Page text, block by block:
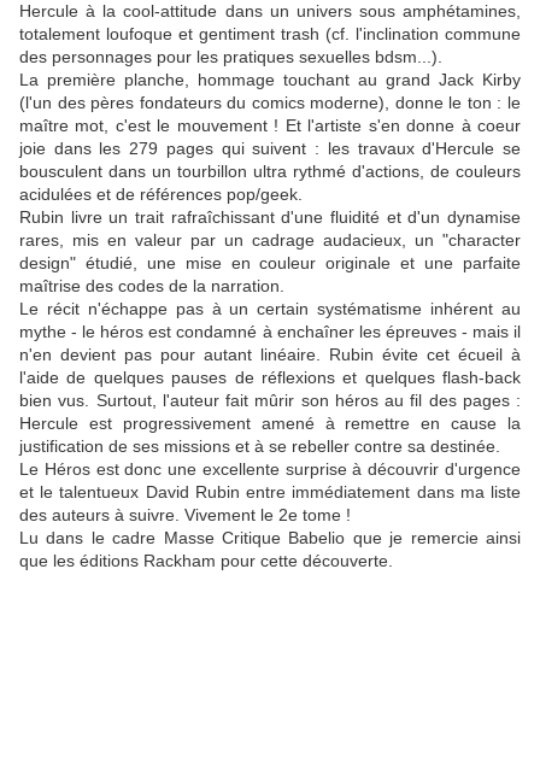
Hercule à la cool-attitude dans un univers sous amphétamines,
totalement loufoque et gentiment trash (cf. l'inclination commune
des personnages pour les pratiques sexuelles bdsm...).
La première planche, hommage touchant au grand Jack Kirby
(l'un des pères fondateurs du comics moderne), donne le ton : le
maître mot, c'est le mouvement ! Et l'artiste s'en donne à coeur
joie dans les 279 pages qui suivent : les travaux d'Hercule se
bousculent dans un tourbillon ultra rythmé d'actions, de couleurs
acidulées et de références pop/geek.
Rubin livre un trait rafraîchissant d'une fluidité et d'un dynamise
rares, mis en valeur par un cadrage audacieux, un "character
design" étudié, une mise en couleur originale et une parfaite
maîtrise des codes de la narration.
Le récit n'échappe pas à un certain systématisme inhérent au
mythe - le héros est condamné à enchaîner les épreuves - mais il
n'en devient pas pour autant linéaire. Rubin évite cet écueil à
l'aide de quelques pauses de réflexions et quelques flash-back
bien vus. Surtout, l'auteur fait mûrir son héros au fil des pages :
Hercule est progressivement amené à remettre en cause la
justification de ses missions et à se rebeller contre sa destinée.
Le Héros est donc une excellente surprise à découvrir d'urgence
et le talentueux David Rubin entre immédiatement dans ma liste
des auteurs à suivre. Vivement le 2e tome !
Lu dans le cadre Masse Critique Babelio que je remercie ainsi
que les éditions Rackham pour cette découverte.